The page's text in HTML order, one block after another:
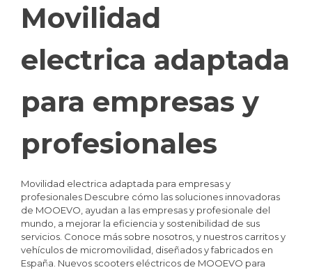
Movilidad
electrica adaptada
para empresas y
profesionales
Movilidad electrica adaptada para empresas y
profesionales Descubre cómo las soluciones innovadoras
de MOOEVO, ayudan a las empresas y profesionale del
mundo, a mejorar la eficiencia y sostenibilidad de sus
servicios. Conoce más sobre nosotros, y nuestros carritos y
vehículos de micromovilidad, diseñados y fabricados en
España. Nuevos scooters eléctricos de MOOEVO para